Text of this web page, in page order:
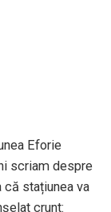
Eforie
scriam despre
stațiunea va
crunt: